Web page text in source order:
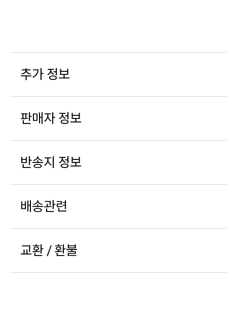
추가 정보
판매자 정보
반송지 정보
배송관련
교환 / 환불